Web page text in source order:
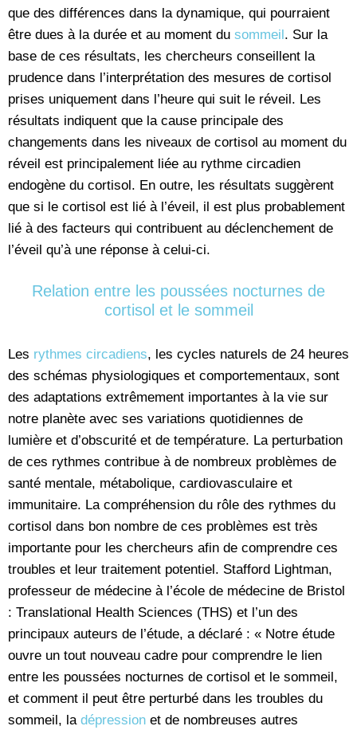
que des différences dans la dynamique, qui pourraient
être dues à la durée et au moment du sommeil. Sur la
base de ces résultats, les chercheurs conseillent la
prudence dans l’interprétation des mesures de cortisol
prises uniquement dans l’heure qui suit le réveil. Les
résultats indiquent que la cause principale des
changements dans les niveaux de cortisol au moment du
réveil est principalement liée au rythme circadien
endogène du cortisol. En outre, les résultats suggèrent
que si le cortisol est lié à l’éveil, il est plus probablement
lié à des facteurs qui contribuent au déclenchement de
l’éveil qu’à une réponse à celui-ci.
Relation entre les poussées nocturnes de
cortisol et le sommeil
Les rythmes circadiens, les cycles naturels de 24 heures
des schémas physiologiques et comportementaux, sont
des adaptations extrêmement importantes à la vie sur
notre planète avec ses variations quotidiennes de
lumière et d’obscurité et de température. La perturbation
de ces rythmes contribue à de nombreux problèmes de
santé mentale, métabolique, cardiovasculaire et
immunitaire. La compréhension du rôle des rythmes du
cortisol dans bon nombre de ces problèmes est très
importante pour les chercheurs afin de comprendre ces
troubles et leur traitement potentiel. Stafford Lightman,
professeur de médecine à l’école de médecine de Bristol
: Translational Health Sciences (THS) et l’un des
principaux auteurs de l’étude, a déclaré : « Notre étude
ouvre un tout nouveau cadre pour comprendre le lien
entre les poussées nocturnes de cortisol et le sommeil,
et comment il peut être perturbé dans les troubles du
sommeil, la dépression et de nombreuses autres